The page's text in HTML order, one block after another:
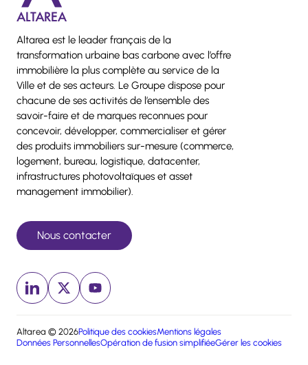
Altarea est le leader français de la
transformation urbaine bas carbone avec l’offre
immobilière la plus complète au service de la
Ville et de ses acteurs. Le Groupe dispose pour
chacune de ses activités de l’ensemble des
savoir-faire et de marques reconnues pour
concevoir, développer, commercialiser et gérer
des produits immobiliers sur-mesure (commerce,
logement, bureau, logistique, datacenter,
infrastructures photovoltaïques et asset
management immobilier).
Nous contacter
Linkedin (nouvelle fenêtre)
x (nouvelle fenêtre)
Youtube (nouvelle fenêtre)
Altarea © 2026Politique des cookiesMentions légales
Données PersonnellesOpération de fusion simplifiéeGérer les cookies